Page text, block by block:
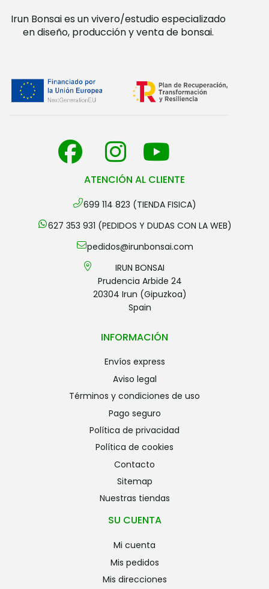
Irun Bonsai es un vivero/estudio especializado
en diseño, producción y venta de bonsai.
ATENCIÓN AL CLIENTE
699 114 823 (TIENDA FISICA)
627 353 931 (PEDIDOS Y DUDAS CON LA WEB)
pedidos@irunbonsai.com
IRUN BONSAI
Prudencia Arbide 24
20304 Irun (Gipuzkoa)
Spain
INFORMACIÓN
envíos express
aviso legal
términos y condiciones de uso
pago seguro
política de privacidad
política de cookies
contacto
sitemap
nuestras tiendas
SU CUENTA
mi cuenta
mis pedidos
mis direcciones